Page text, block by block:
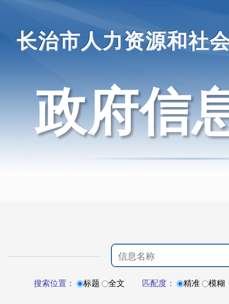
长治市人力资源和社
政府信
搜索位置： 标题 全文 匹配度： 精准 模糊